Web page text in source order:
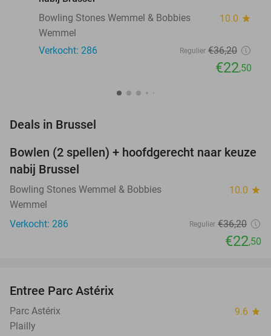
Bowling Stones Wemmel & Bobbies
10.0 star
Wemmel
Verkocht: 286
Regulier €36,20
€22,50
Deals in Brussel
38%
Bowlen (2 spellen) + hoofdgerecht naar keuze
nabij Brussel
Bowling Stones Wemmel & Bobbies 10.0 star
Wemmel
Verkocht: 286
Regulier €36,20
€22,50
TODAY
Entree Parc Astérix
Parc Astérix 9.6 star
Plailly